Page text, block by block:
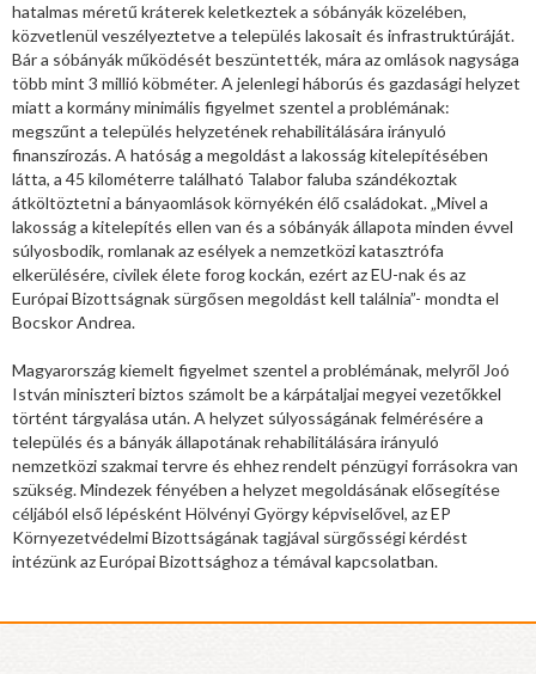
hatalmas méretű kráterek keletkeztek a sóbányák közelében,
közvetlenül veszélyeztetve a település lakosait és infrastruktúráját.
Bár a sóbányák működését beszüntették, mára az omlások nagysága
több mint 3 millió köbméter. A jelenlegi háborús és gazdasági helyzet
miatt a kormány minimális figyelmet szentel a problémának:
megszűnt a település helyzetének rehabilitálására irányuló
finanszírozás. A hatóság a megoldást a lakosság kitelepítésében
látta, a 45 kilométerre található Talabor faluba szándékoztak
átköltöztetni a bányaomlások környékén élő családokat. „Mivel a
lakosság a kitelepítés ellen van és a sóbányák állapota minden évvel
súlyosbodik, romlanak az esélyek a nemzetközi katasztrófa
elkerülésére, civilek élete forog kockán, ezért az EU-nak és az
Európai Bizottságnak sürgősen megoldást kell találnia”- mondta el
Bocskor Andrea.
Magyarország kiemelt figyelmet szentel a problémának, melyről Joó
István miniszteri biztos számolt be a kárpátaljai megyei vezetőkkel
történt tárgyalása után. A helyzet súlyosságának felmérésére a
település és a bányák állapotának rehabilitálására irányuló
nemzetközi szakmai tervre és ehhez rendelt pénzügyi forrásokra van
szükség. Mindezek fényében a helyzet megoldásának elősegítése
céljából első lépésként Hölvényi György képviselővel, az EP
Környezetvédelmi Bizottságának tagjával sürgősségi kérdést
intézünk az Európai Bizottsághoz a témával kapcsolatban.